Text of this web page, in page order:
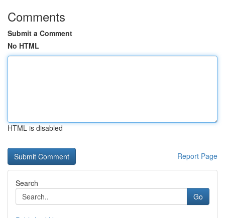
Comments
Submit a Comment
No HTML
HTML is disabled
Report Page
Search
Go